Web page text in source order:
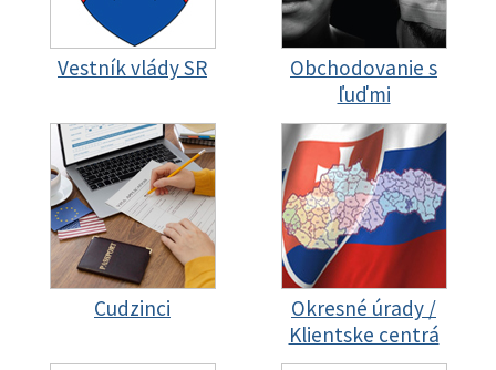
Vestník vlády SR
Obchodovanie s
ľuďmi
Cudzinci
Okresné úrady /
Klientske centrá